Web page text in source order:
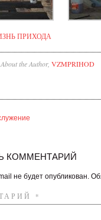
ПРИХОДА
About the Author, VZMPRIHOD
КОММЕНТАРИЙ
не будет опубликован.
*